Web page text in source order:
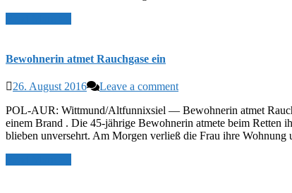
Bewohnerin atmet Rauchgase ein
26. August 2016
Leave a comment
POL-AUR: Wittmund/Altfunnixsiel — Bewohnerin atmet
einem Brand . Die 45-jährige Bewohnerin atmete beim Retten
blieben unversehrt. Am Morgen verließ die Frau ihre